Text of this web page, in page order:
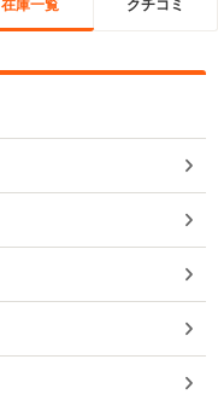
在庫一覧 クチコミ